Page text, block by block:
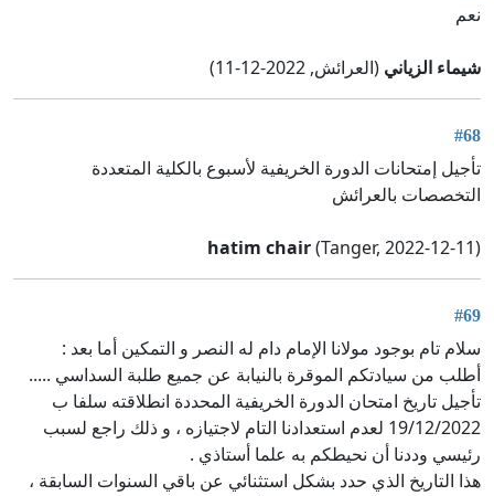
نعم
شيماء الزياني (العرائش, 2022-12-11)
#68
تأجيل إمتحانات الدورة الخريفية لأسبوع بالكلية المتعددة
التخصصات بالعرائش
hatim chair(Tanger, 2022-12-11)
#69
سلام تام بوجود مولانا الإمام دام له النصر و التمكين أما بعد :
أطلب من سيادتكم الموقرة بالنيابة عن جميع طلبة السداسي .....
تأجيل تاريخ امتحان الدورة الخريفية المحددة انطلاقته سلفا ب
19/12/2022 لعدم استعدادنا التام لاجتيازه ، و ذلك راجع لسبب
رئيسي وددنا أن نحيطكم به علما أستاذي .
هذا التاريخ الذي حدد بشكل استثنائي عن باقي السنوات السابقة ،